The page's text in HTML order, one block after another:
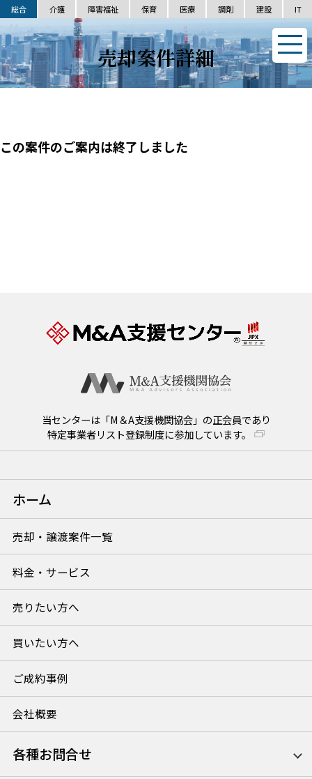
総合 介護 障害福祉 保育 医療 調剤 建設 IT
売却案件詳細
この案件のご案内は終了しました
当センターは「M＆A支援機関協会」の正会員であり
特定事業者リスト登録制度に参加しています。
ホーム
売却・譲渡案件一覧
料金・サービス
売りたい方へ
買いたい方へ
ご成約事例
会社概要
各種お問合せ